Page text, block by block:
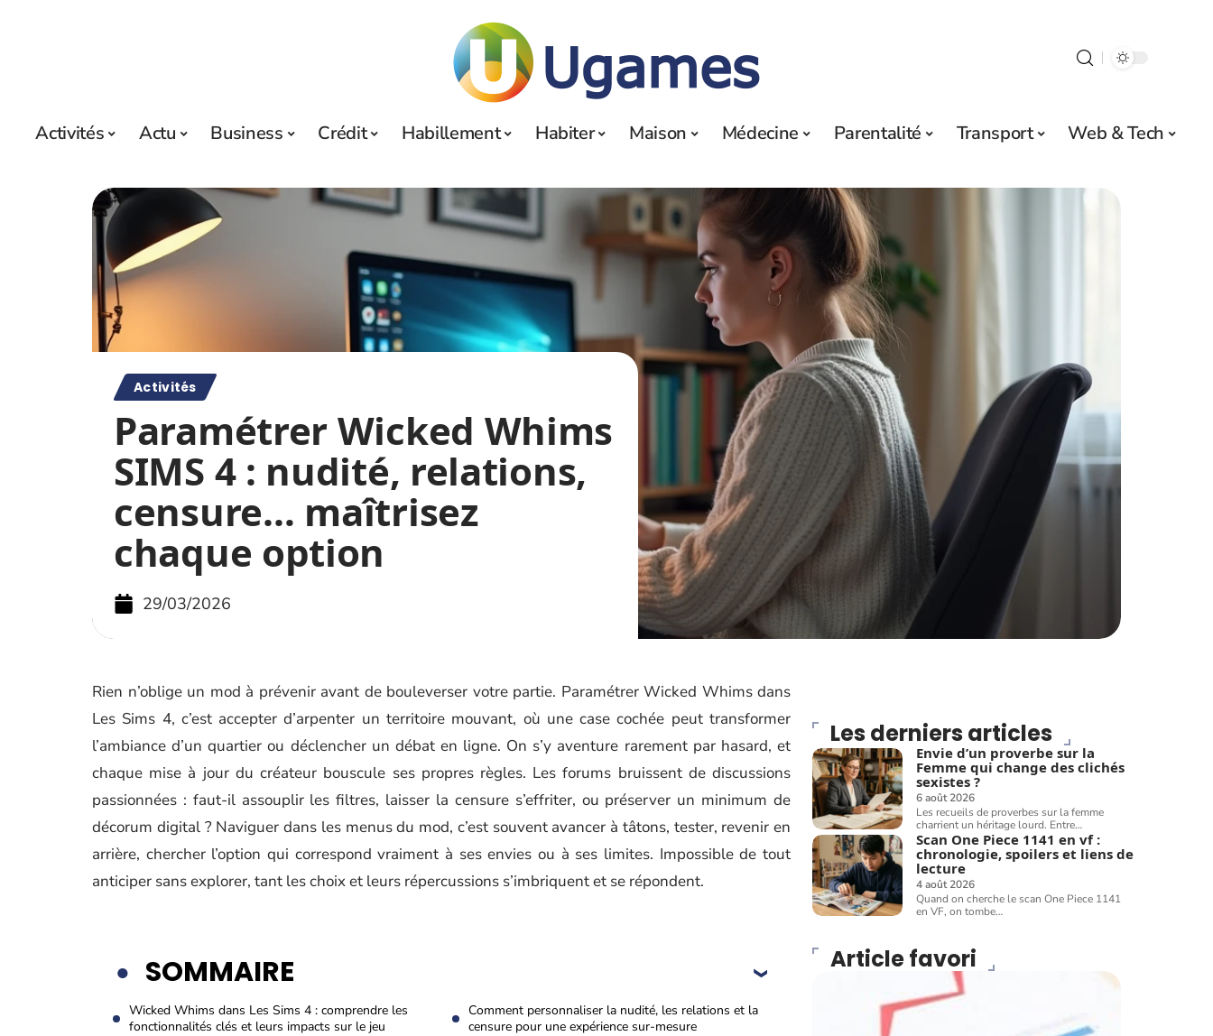
Activités Actu Business Crédit Habillement Habiter Maison Médecine Parentalité Transport Web & Tech
Activités
Paramétrer Wicked Whims
SIMS 4 : nudité, relations,
censure… maîtrisez
chaque option
29/03/2026
Rien n’oblige un mod à prévenir avant de bouleverser votre partie. Paramétrer Wicked Whims dans
Les Sims 4, c’est accepter d’arpenter un territoire mouvant, où une case cochée peut transformer
l’ambiance d’un quartier ou déclencher un débat en ligne. On s’y aventure rarement par hasard, et
chaque mise à jour du créateur bouscule ses propres règles. Les forums bruissent de discussions
passionnées : faut-il assouplir les filtres, laisser la censure s’effriter, ou préserver un minimum de
décorum digital ? Naviguer dans les menus du mod, c’est souvent avancer à tâtons, tester, revenir en
arrière, chercher l’option qui correspond vraiment à ses envies ou à ses limites. Impossible de tout
anticiper sans explorer, tant les choix et leurs répercussions s’imbriquent et se répondent.
SOMMAIRE
Wicked Whims dans Les Sims 4 : comprendre les
fonctionnalités clés et leurs impacts sur le jeu
Comment personnaliser la nudité, les relations et la
censure pour une expérience sur-mesure
Les derniers articles
Envie d’un proverbe sur la
Femme qui change des clichés
sexistes ?
6 août 2026
Les recueils de proverbes sur la femme
charrient un héritage lourd. Entre…
Scan One Piece 1141 en vf :
chronologie, spoilers et liens de
lecture
4 août 2026
Quand on cherche le scan One Piece 1141
en VF, on tombe…
Article favori